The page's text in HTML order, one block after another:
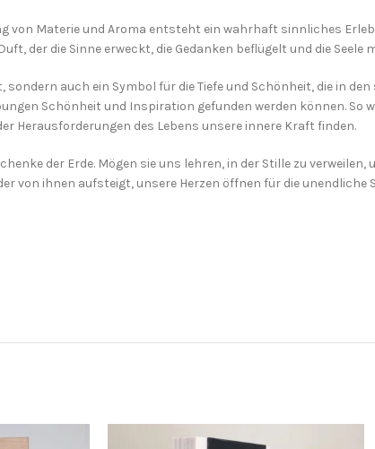
von Materie und Aroma entsteht ein wahrhaft sinnliches
der die Sinne erweckt, die Gedanken beflügelt und die
auch ein Symbol für die Tiefe und Schönheit, die in
Schönheit und Inspiration gefunden werden können. So
Herausforderungen des Lebens unsere innere Kraft finden.
der Erde. Mögen sie uns lehren, in der Stille zu
von ihnen aufsteigt, unsere Herzen öffnen für die